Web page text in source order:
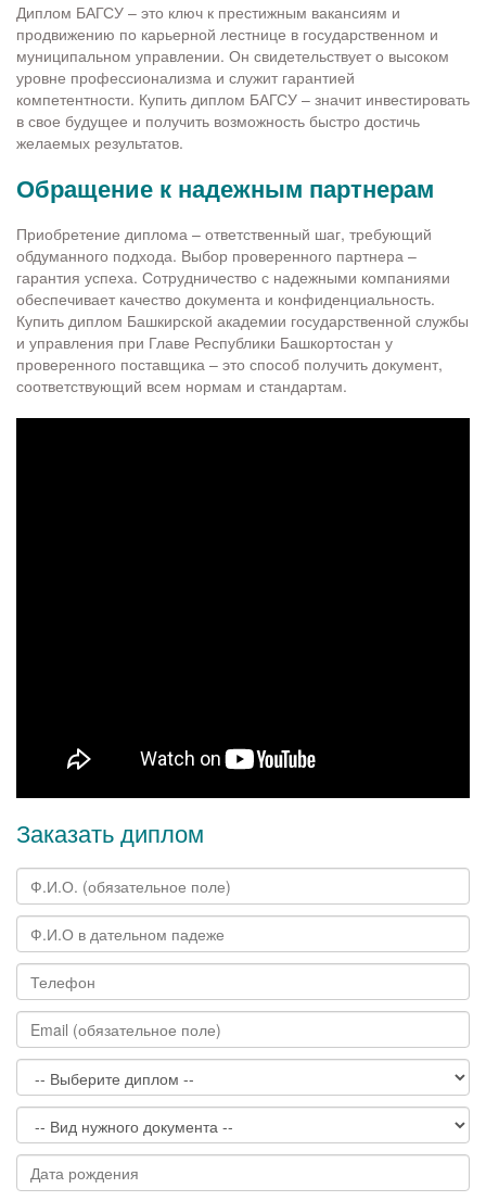
Диплом БАГСУ – это ключ к престижным вакансиям и
продвижению по карьерной лестнице в государственном и
муниципальном управлении. Он свидетельствует о высоком
уровне профессионализма и служит гарантией
компетентности. Купить диплом БАГСУ – значит инвестировать
в свое будущее и получить возможность быстро достичь
желаемых результатов.
Обращение к надежным партнерам
Приобретение диплома – ответственный шаг, требующий
обдуманного подхода. Выбор проверенного партнера –
гарантия успеха. Сотрудничество с надежными компаниями
обеспечивает качество документа и конфиденциальность.
Купить диплом Башкирской академии государственной службы
и управления при Главе Республики Башкортостан у
проверенного поставщика – это способ получить документ,
соответствующий всем нормам и стандартам.
Заказать диплом